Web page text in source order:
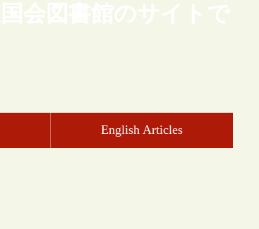
会図書館のサイトで
English Articles